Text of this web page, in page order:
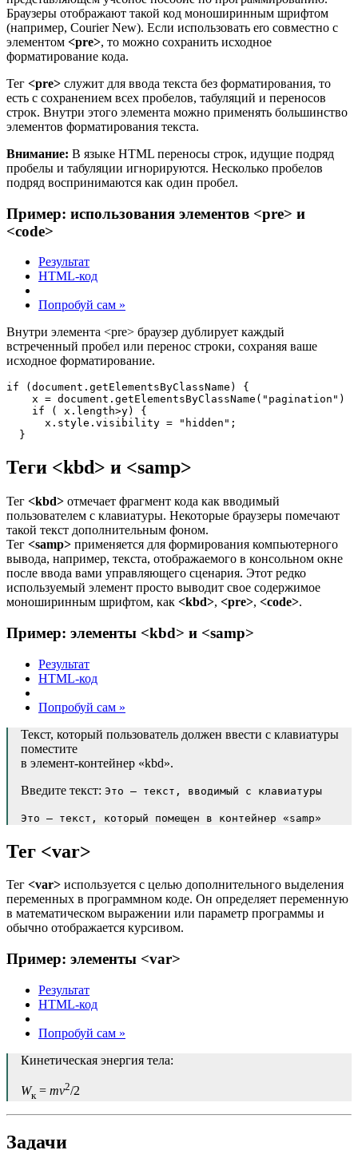
Браузеры отображают такой код моноширинным шрифтом
(например, Courier New). Если использовать ero совместно с
элементом <pre>, то можно сохранить исходное
форматирование кода.
Тег <pre> служит для ввода текста без форматирования, то
есть с сохранением всех пробелов, табуляций и переносов
строк. Внутри этого элемента можно применять большинство
элементов форматирования текста.
Внимание: В языке HTML переносы строк, идущие подряд
пробелы и табуляции игнорируются. Несколько пробелов
подряд воспринимаются как один пробел.
Пример: использования элементов <pre> и
<code>
Результат
HTML-код
Попробуй сам »
Внутри элемента <pre> браузер дублирует каждый
встреченный пробел или перенос строки, сохраняя ваше
исходное форматирование.
if (document.getElementsByClassName) {
    x = document.getElementsByClassName("pagination")
    if ( x.length>y) {
      x.style.visibility = "hidden";
Теги <kbd> и <samp>
Тег <kbd> отмечает фрагмент кода как вводимый
пользователем с клавиатуры. Некоторые браузеры помечают
такой текст дополнительным фоном.
Тег <samp> применяется для формирования компьютерного
вывода, например, текста, отображаемого в консольном окне
после ввода вами управляющего сценария. Этот редко
используемый элемент просто выводит свое содержимое
моноширинным шрифтом, как <kbd>, <pre>, <code>.
Пример: элементы <kbd> и <samp>
Результат
HTML-код
Попробуй сам »
Текст, который пользователь должен ввести с клавиатуры
поместите
в элемент-контейнер «kbd».
Введите текст: Это — текст, вводимый с клавиатуры
Это — текст, который помещен в контейнер «samp»
Тег <var>
Тег <var> используется с целью дополнительного выделения
переменных в программном коде. Он определяет переменную
в математическом выражении или параметр программы и
обычно отображается курсивом.
Пример: элементы <var>
Результат
HTML-код
Попробуй сам »
Кинетическая энергия тела:
Wк = mv2/2
Задачи